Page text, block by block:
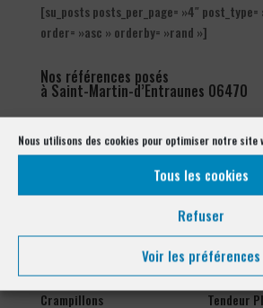
Nous utilisons des cookies pour optimiser notre site
Tous les cookies
Refuser
Voir les préférences
[su_posts posts_per_page= »4″
order= »asc » orderby= »rand »]
Nos références posés
à Saint-Martin-d’Entraunes 06470
Crampillons
Tendeur